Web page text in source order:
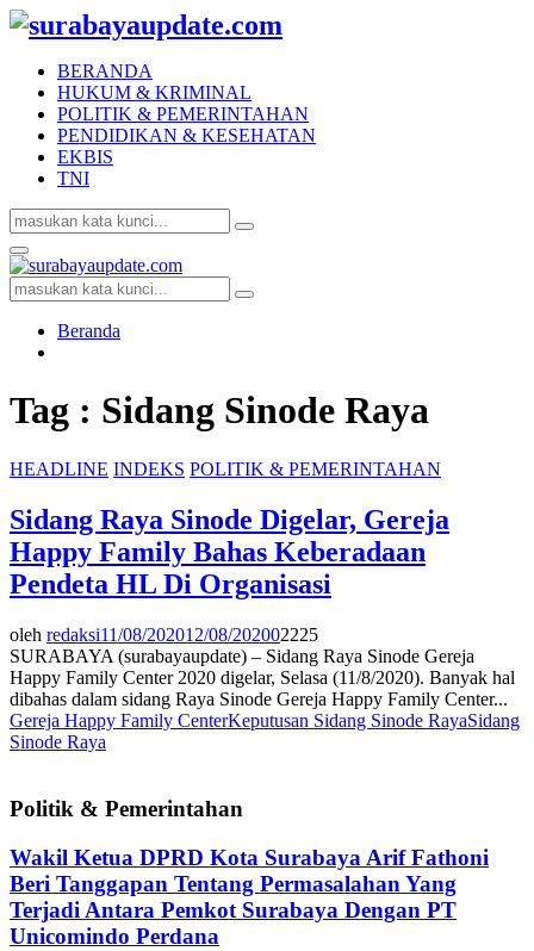
BERANDA
HUKUM & KRIMINAL
POLITIK & PEMERINTAHAN
PENDIDIKAN & KESEHATAN
EKBIS
TNI
Search
for:
Search
Facebook
Twitter
Youtube
Primary
Menu
Search
for:
Search
Beranda
Tag : Sidang Sinode Raya
HEADLINE INDEKS POLITIK & PEMERINTAHAN
Sidang Raya Sinode Digelar, Gereja
Happy Family Bahas Keberadaan
Pendeta HL Di Organisasi
oleh redaksi11/08/202012/08/202002225
SURABAYA (surabayaupdate) – Sidang Raya Sinode Gereja
Happy Family Center 2020 digelar, Selasa (11/8/2020). Banyak hal
dibahas dalam sidang Raya Sinode Gereja Happy Family Center...
Gereja Happy Family CenterKeputusan Sidang Sinode RayaSidang
Sinode Raya
Politik & Pemerintahan
Wakil Ketua DPRD Kota Surabaya Arif Fathoni
Beri Tanggapan Tentang Permasalahan Yang
Terjadi Antara Pemkot Surabaya Dengan PT
Unicomindo Perdana